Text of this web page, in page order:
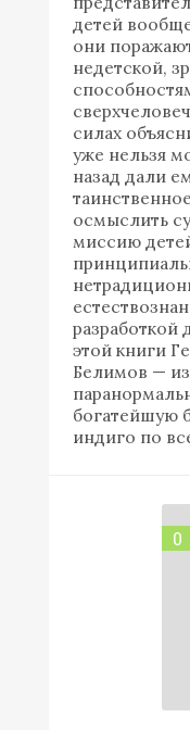
детей
они
недетской,
силах
уже нельзя
назад дали
осмыслить
миссию
разработкой
этой книги
Белимов —
богатейшую
индиго по
0